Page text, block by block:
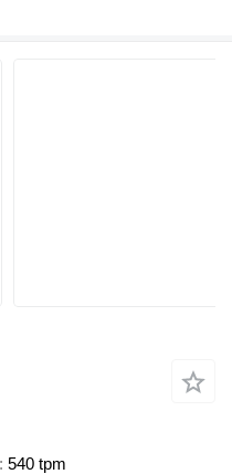
540 tpm